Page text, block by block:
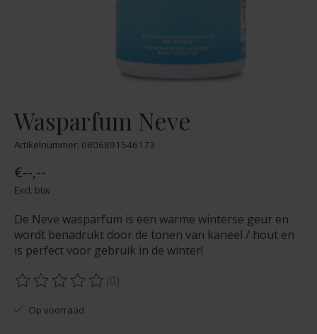
Wasparfum Neve
Artikelnummer: 0806891546173
€--,--
Excl. btw
De Neve wasparfum is een warme winterse geur en
wordt benadrukt door de tonen van kaneel / hout en
is perfect voor gebruik in de winter!
De beoordeling van dit product is
(0)
Op voorraad